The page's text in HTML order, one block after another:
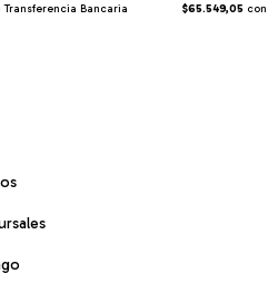
Transferencia Bancaria $65.549,05 con